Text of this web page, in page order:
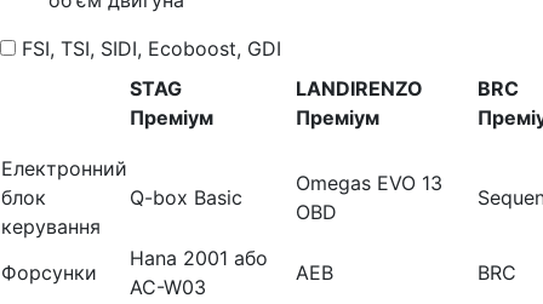
FSI, TSI, SIDI, Ecoboost, GDI
STAG
Преміум
LANDIRENZO
Преміум
BRC
Електронний
блок
керування
Q-box Basic
Omegas EVO 13
OBD
Форсунки
Hana 2001 або
AC-W03
AEB BRC